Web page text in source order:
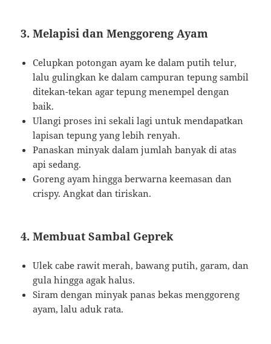
3. Melapisi dan Menggoreng Ayam
Celupkan potongan ayam ke dalam putih telur,
lalu gulingkan ke dalam campuran tepung sambil
ditekan-tekan agar tepung menempel dengan
baik.
Ulangi proses ini sekali lagi untuk mendapatkan
lapisan tepung yang lebih renyah.
Panaskan minyak dalam jumlah banyak di atas
api sedang.
Goreng ayam hingga berwarna keemasan dan
crispy. Angkat dan tiriskan.
4. Membuat Sambal Geprek
Ulek cabe rawit merah, bawang putih, garam, dan
gula hingga agak halus.
Siram dengan minyak panas bekas menggoreng
ayam, lalu aduk rata.